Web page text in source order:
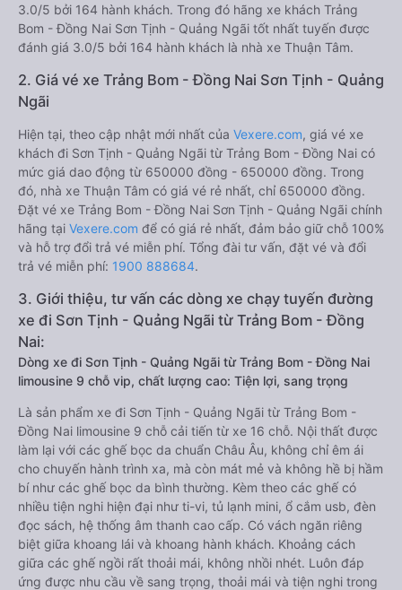
3.0/5 bởi 164 hành khách. Trong đó hãng xe khách Trảng
Bom - Đồng Nai Sơn Tịnh - Quảng Ngãi tốt nhất tuyến được
đánh giá 3.0/5 bởi 164 hành khách là nhà xe Thuận Tâm.
2. Giá vé xe Trảng Bom - Đồng Nai Sơn Tịnh - Quảng
Ngãi
Hiện tại, theo cập nhật mới nhất của Vexere.com, giá vé xe
khách đi Sơn Tịnh - Quảng Ngãi từ Trảng Bom - Đồng Nai có
mức giá dao động từ 650000 đồng - 650000 đồng. Trong
đó, nhà xe Thuận Tâm có giá vé rẻ nhất, chỉ 650000 đồng.
Đặt vé xe Trảng Bom - Đồng Nai Sơn Tịnh - Quảng Ngãi chính
hãng tại Vexere.com để có giá rẻ nhất, đảm bảo giữ chỗ 100%
và hỗ trợ đổi trả vé miễn phí. Tổng đài tư vấn, đặt vé và đổi
trả vé miễn phí: 1900 888684.
3. Giới thiệu, tư vấn các dòng xe chạy tuyến đường
xe đi Sơn Tịnh - Quảng Ngãi từ Trảng Bom - Đồng
Nai:
Dòng xe đi Sơn Tịnh - Quảng Ngãi từ Trảng Bom - Đồng Nai
limousine 9 chỗ vip, chất lượng cao: Tiện lợi, sang trọng
Là sản phẩm xe đi Sơn Tịnh - Quảng Ngãi từ Trảng Bom -
Đồng Nai limousine 9 chỗ cải tiến từ xe 16 chỗ. Nội thất được
làm lại với các ghế bọc da chuẩn Châu Âu, không chỉ êm ái
cho chuyến hành trình xa, mà còn mát mẻ và không hề bị hầm
bí như các ghế bọc da bình thường. Kèm theo các ghế có
nhiều tiện nghi hiện đại như ti-vi, tủ lạnh mini, ổ cắm usb, đèn
đọc sách, hệ thống âm thanh cao cấp. Có vách ngăn riêng
biệt giữa khoang lái và khoang hành khách. Khoảng cách
giữa các ghế ngồi rất thoải mái, không nhồi nhét. Luôn đáp
ứng được nhu cầu về sang trọng, thoải mái và tiện nghi trong